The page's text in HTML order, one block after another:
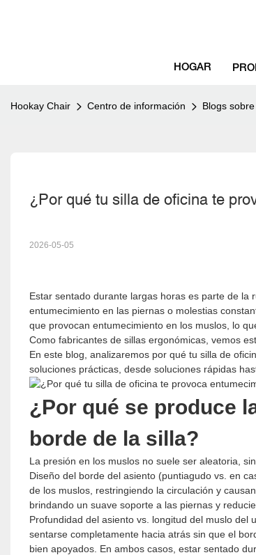
HOGAR
Hookay Chair Centro de información Blogs
¿Por qué tu silla de oficina te
2026-05-05
Estar sentado durante largas horas es parte de la
entumecimiento en las piernas o molestias
que provocan entumecimiento en los muslos, lo
Como fabricantes de sillas ergonómicas, vemos
En este blog, analizaremos por qué tu silla de
soluciones prácticas, desde soluciones rápidas
¿Por qué se produce
borde de la silla?
La presión en los muslos no suele ser aleatoria,
Diseño del borde del asiento (puntiagudo vs. en
de los muslos, restringiendo la circulación y
brindando un suave soporte a las piernas y
Profundidad del asiento vs. longitud del muslo
sentarse completamente hacia atrás sin que el
bien apoyados. En ambos casos, estar sentado